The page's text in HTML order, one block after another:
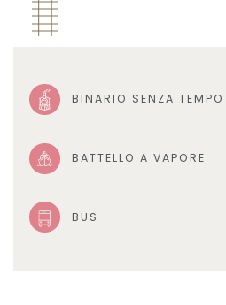
BINARIO SENZA TEMPO
BATTELLO A VAPORE
BUS